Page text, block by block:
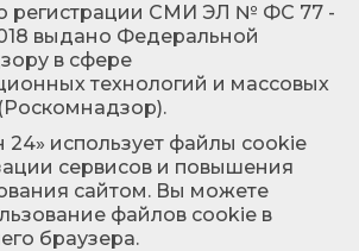
о регистрации СМИ ЭЛ № ФС 77 -
выдано Федеральной
в сфере
технологий и массовых
24» использует файлы cookie
сервисов и повышения
сайтом. Вы можете
файлов cookie в
браузера.